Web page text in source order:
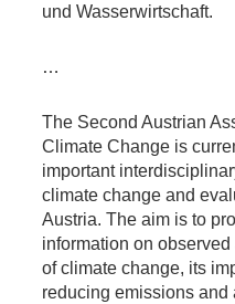
und Wasserwirtschaft.
…
The Second Austrian
Climate Change is
important
climate change and
Austria. The aim is to
information on
of climate change, its
reducing emissions